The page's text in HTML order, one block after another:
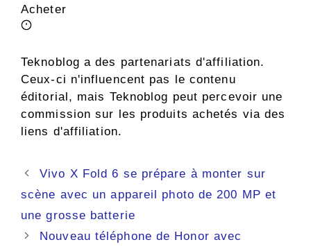
Acheter
Teknoblog a des partenariats d'affiliation.
Ceux-ci n'influencent pas le contenu
éditorial, mais Teknoblog peut percevoir une
commission sur les produits achetés via des
liens d'affiliation.
Navigation
des
Vivo X Fold 6 se prépare à monter sur
scène avec un appareil photo de 200 MP et
une grosse batterie
Nouveau téléphone de Honor avec